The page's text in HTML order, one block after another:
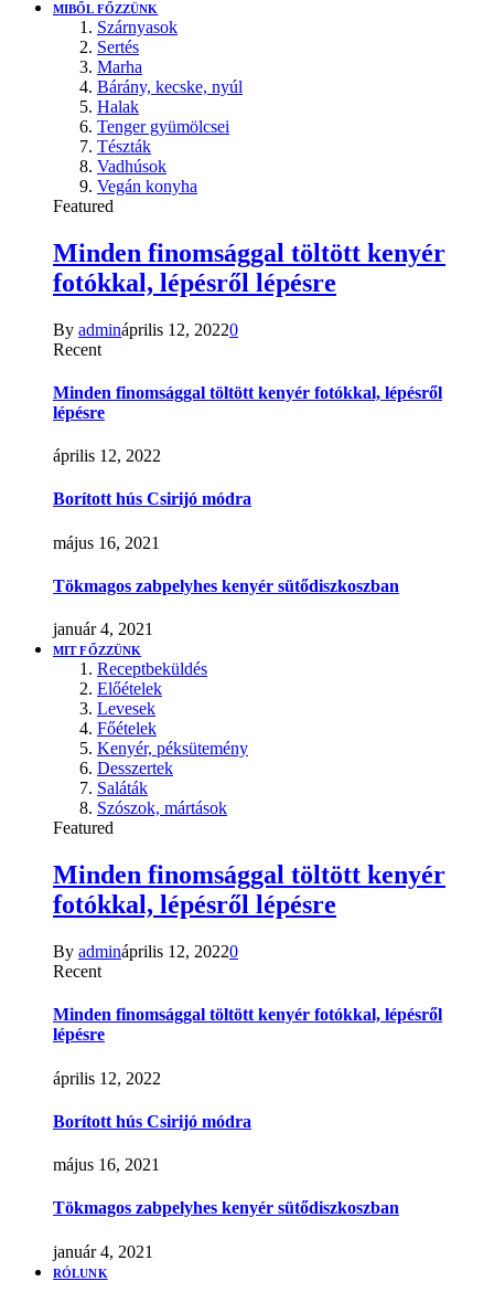
MIBŐL FŐZZÜNK
Szárnyasok
Sertés
Marha
Bárány, kecske, nyúl
Halak
Tenger gyümölcsei
Tészták
Vadhúsok
Vegán konyha
Featured
Minden finomsággal töltött kenyér
fotókkal, lépésről lépésre
By admináprilis 12, 20220
Recent
Minden finomsággal töltött kenyér fotókkal, lépésről
lépésre
április 12, 2022
Borított hús Csirijó módra
május 16, 2021
Tökmagos zabpelyhes kenyér sütődiszkoszban
január 4, 2021
MIT FŐZZÜNK
Receptbeküldés
Előételek
Levesek
Főételek
Kenyér, péksütemény
Desszertek
Saláták
Szószok, mártások
Featured
Minden finomsággal töltött kenyér
fotókkal, lépésről lépésre
By admináprilis 12, 20220
Recent
Minden finomsággal töltött kenyér fotókkal, lépésről
lépésre
április 12, 2022
Borított hús Csirijó módra
május 16, 2021
Tökmagos zabpelyhes kenyér sütődiszkoszban
január 4, 2021
RÓLUNK